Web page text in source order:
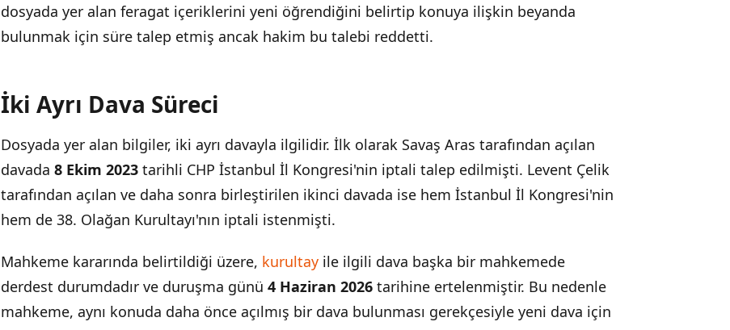
dosyada yer alan feragat içeriklerini yeni öğrendiğini belirtip konuya ilişkin beyanda
bulunmak için süre talep etmiş ancak hakim bu talebi reddetti.
İki Ayrı Dava Süreci
Dosyada yer alan bilgiler, iki ayrı davayla ilgilidir. İlk olarak Savaş Aras tarafından açılan
davada 8 Ekim 2023 tarihli CHP İstanbul İl Kongresi'nin iptali talep edilmişti. Levent Çelik
tarafından açılan ve daha sonra birleştirilen ikinci davada ise hem İstanbul İl Kongresi'nin
hem de 38. Olağan Kurultayı'nın iptali istenmişti.
Mahkeme kararında belirtildiği üzere, kurultay ile ilgili dava başka bir mahkemede
derdest durumdadır ve duruşma günü 4 Haziran 2026 tarihine ertelenmiştir. Bu nedenle
mahkeme, aynı konuda daha önce açılmış bir dava bulunması gerekçesiyle yeni dava için